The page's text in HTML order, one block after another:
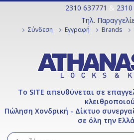
2310 637771 &
Τηλ.
Σύνδεση Εγγραφή Brands
Το SITE απευθύνεται σε
Πώληση Χονδρική - Δίκτυο
σε όλη την